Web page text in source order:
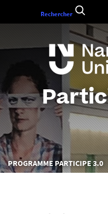
Vous
êtes
PROGRAMME PARTICIPE 3.0
Rechercher